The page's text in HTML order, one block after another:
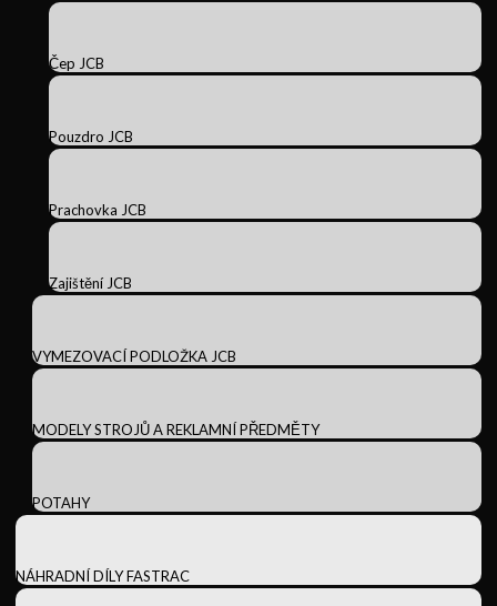
Čep JCB
Pouzdro JCB
Prachovka JCB
Zajištění JCB
VYMEZOVACÍ PODLOŽKA JCB
MODELY STROJŮ A REKLAMNÍ PŘEDMĚTY
POTAHY
NÁHRADNÍ DÍLY FASTRAC